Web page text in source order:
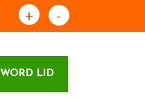
+ -
WORD LID